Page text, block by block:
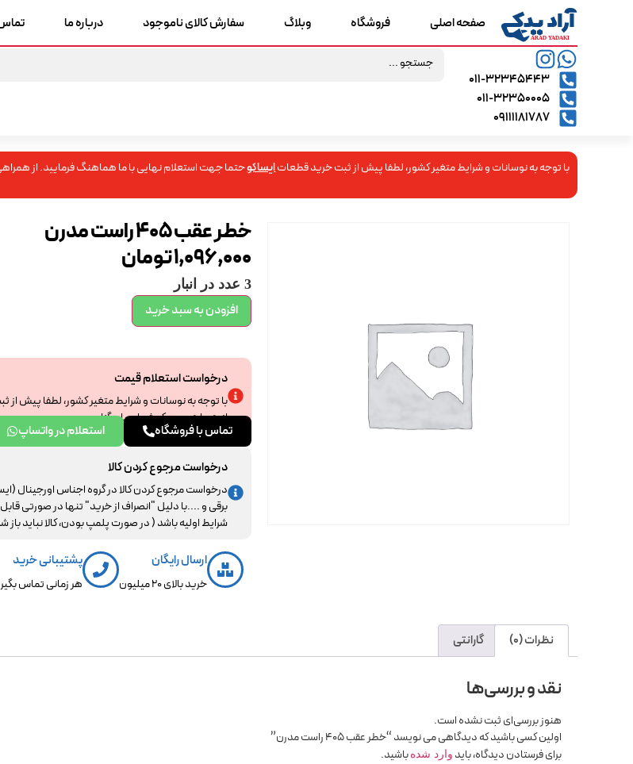
۰۱۱-۳۲۳۴۵۴۴۳
۰۱۱-۳۲۳۵۰۰۰۵
09111181787
صفحه اصلی فروشگاه وبلاگ سفارش کالای ناموجود درباره ما تماس
با توجه به نوسانات و شرایط متغیر کشور، لطفا پیش از ثبت خرید قطعاتایساکوحتما جهت استعلام نهایی با ما هماهنگ فرمایید. از
خطر عقب 405 راست مدرن
1,096,000تومان
3 عدد در انبار
افزودن به سبد خرید
درخواست استعلام قیمت
با توجه به نوسانات و شرایط متغیر کشور، لطفا پیش
از همراهی و درک شما سپاسگزاریم.
تماس با فروشگاه
استعلام در واتساپ
درخواست مرجوع کردن کالا
برقی و ....با دلیل "انصراف از خرید" تنها در صورتی قابل
شرایط اولیه باشد ( در صورت پلمپ بودن، کالا نباید باز
ارسال رایگان
خرید بالای 20 میلیون
پشتیبانی خرید
هر زمانی تماس
نظرات (0) گارانتی
نقد و بررسی‌ها
هنوز بررسی‌ای ثبت نشده است.
اولین کسی باشید که دیدگاهی می نویسد “خطر عقب 405 راست مدرن”
برای فرستادن دیدگاه، باید وارد شده باشید.